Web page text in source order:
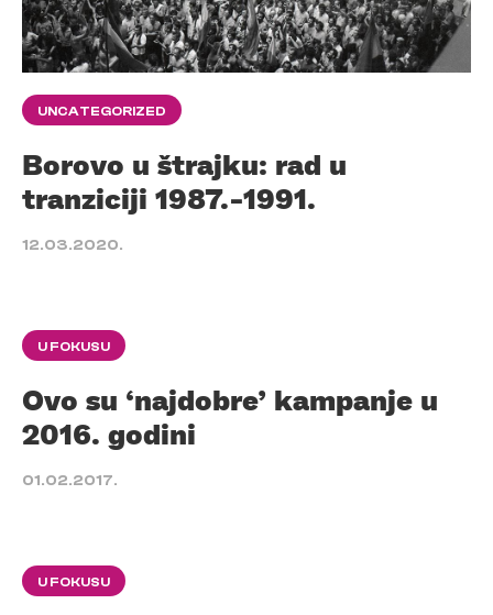
UNCATEGORIZED
Borovo u štrajku: rad u
tranziciji 1987.-1991.
12.03.2020.
U FOKUSU
Ovo su ‘najdobre’ kampanje u
2016. godini
01.02.2017.
U FOKUSU